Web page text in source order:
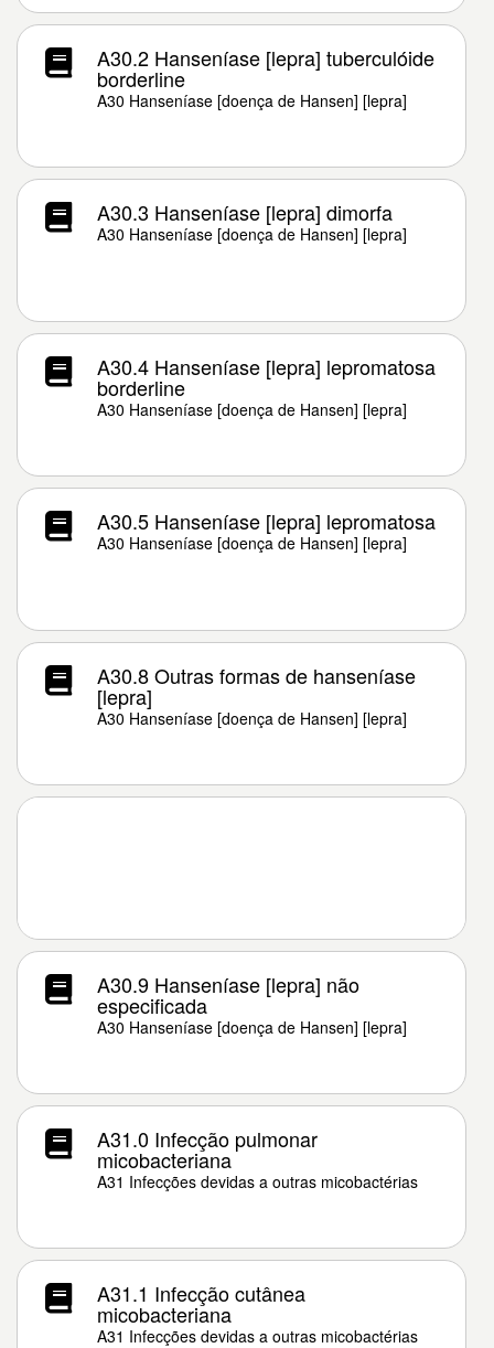
A30.2 Hanseníase [lepra] tuberculóide
borderline
A30 Hanseníase [doença de Hansen] [lepra]
A30.3 Hanseníase [lepra] dimorfa
A30 Hanseníase [doença de Hansen] [lepra]
A30.4 Hanseníase [lepra] lepromatosa
borderline
A30 Hanseníase [doença de Hansen] [lepra]
A30.5 Hanseníase [lepra] lepromatosa
A30 Hanseníase [doença de Hansen] [lepra]
A30.8 Outras formas de hanseníase
[lepra]
A30 Hanseníase [doença de Hansen] [lepra]
A30.9 Hanseníase [lepra] não
especificada
A30 Hanseníase [doença de Hansen] [lepra]
A31.0 Infecção pulmonar
micobacteriana
A31 Infecções devidas a outras micobactérias
A31.1 Infecção cutânea
micobacteriana
A31 Infecções devidas a outras micobactérias